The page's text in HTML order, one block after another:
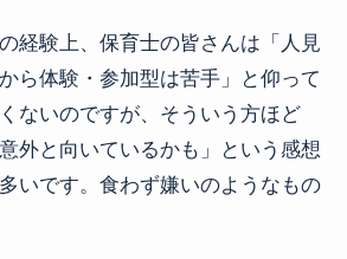
経験上、保育士の皆さんは「人見
ら体験・参加型は苦手」と仰って
ないのですが、そういう方ほど
外と向いているかも」という感想
いです。食わず嫌いのようなもの